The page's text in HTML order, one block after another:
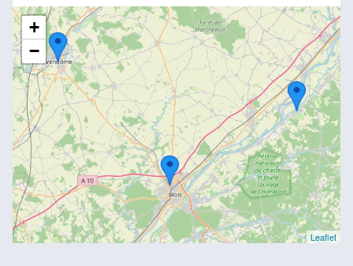
+
−
Leaflet